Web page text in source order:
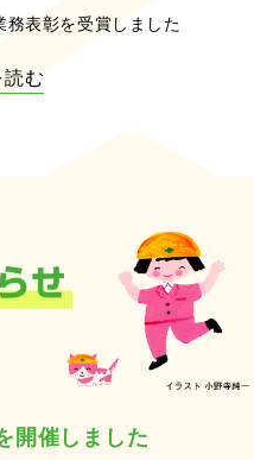
務表彰を受賞しました
む
開催しました